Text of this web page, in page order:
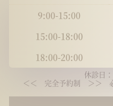
9:00-15:00
15:00-18:00
18:00-20:00
休診日
＜＜ 完全予約制 ＞＞ 必